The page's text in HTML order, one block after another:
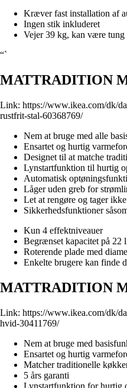
Kræver fast installation af
Ingen stik inkluderet
Vejer 39 kg, kan være tung
“`
MATTRADITION
Link: https://www.ikea.com/dk/
rustfrit-stal-60368769/
Nem at bruge med alle
Ensartet og hurtig
Designet til at matche
Lynstartfunktion til hurtig
Automatisk
Låger uden greb for
Let at rengøre og tager
Sikkerhedsfunktioner
Kun 4 effektniveauer
Begrænset kapacitet på 22
Roterende plade med
Enkelte brugere kan finde
MATTRADITION
Link: https://www.ikea.com/dk/
hvid-30411769/
Nem at bruge med
Ensartet og hurtig
Matcher traditionelle
5 års garanti
Lynstartfunktion for hurtig